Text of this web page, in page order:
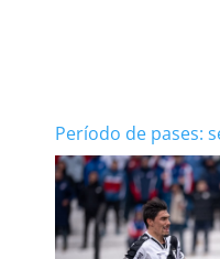
Período de pases: